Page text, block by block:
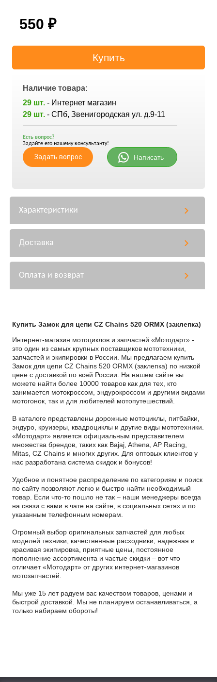
550 ₽
Наличие товара:
29 шт. - Интернет магазин
29 шт. - СПб, Звенигородская ул. д.9-11
Есть вопрос?
Задайте его нашему консультанту!
Задать вопрос Написать
Характеристики
Доставка
Оплата и возврат
Купить Замок для цепи CZ Chains 520 ORMX (заклепка)
Интернет-магазин мотоциклов и запчастей «Мотодарт» -
это один из самых крупных поставщиков мототехники,
запчастей и экипировки в России. Мы предлагаем купить
Замок для цепи CZ Chains 520 ORMX (заклепка) по низкой
цене с доставкой по всей России. На нашем сайте вы
можете найти более 10000 товаров как для тех, кто
занимается мотокроссом, эндурокроссом и другими видами
мотогонок, так и для любителей мотопутешествий.
В каталоге представлены дорожные мотоциклы, питбайки,
эндуро, круизеры, квадроциклы и другие виды мототехники.
«Мотодарт» является официальным представителем
множества брендов, таких как Bajaj, Athena, AP Racing,
Mitas, CZ Chains и многих других. Для оптовых клиентов у
нас разработана система скидок и бонусов!
Удобное и понятное распределение по категориям и поиск
по сайту позволяют легко и быстро найти необходимый
товар. Если что-то пошло не так – наши менеджеры всегда
на связи с вами в чате на сайте, в социальных сетях и по
указанным телефонным номерам.
Огромный выбор оригинальных запчастей для любых
моделей техники, качественные расходники, надежная и
красивая экипировка, приятные цены, постоянное
пополнение ассортимента и частые скидки – вот что
отличает «Мотодарт» от других интернет-магазинов
мотозапчастей.
Мы уже 15 лет радуем вас качеством товаров, ценами и
быстрой доставкой. Мы не планируем останавливаться, а
только набираем обороты!